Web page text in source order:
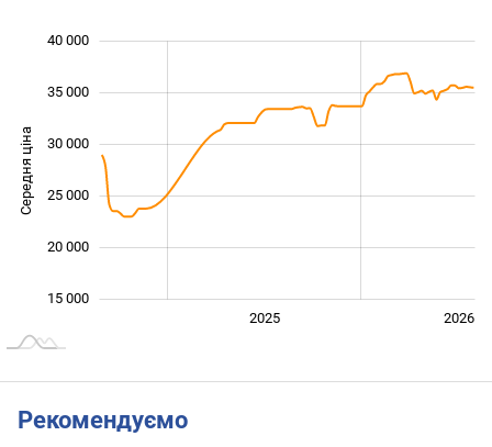
Середня ціна
15 000
20 000
25 000
30 000
35 000
40 000
2025 2026
Рекомендуємо